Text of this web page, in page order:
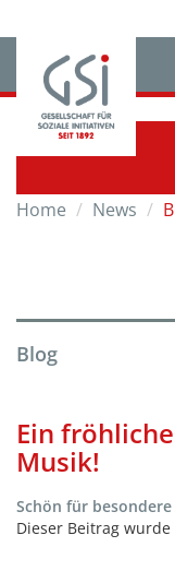
Home News
Blog
Ein
Musik!
Schön für
Dieser Beitrag wurde